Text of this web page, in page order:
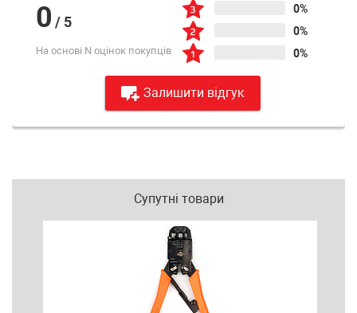
0 / 5
На основі N оцінок покупців
0%
0%
0%
Залишити відгук
Супутні товари